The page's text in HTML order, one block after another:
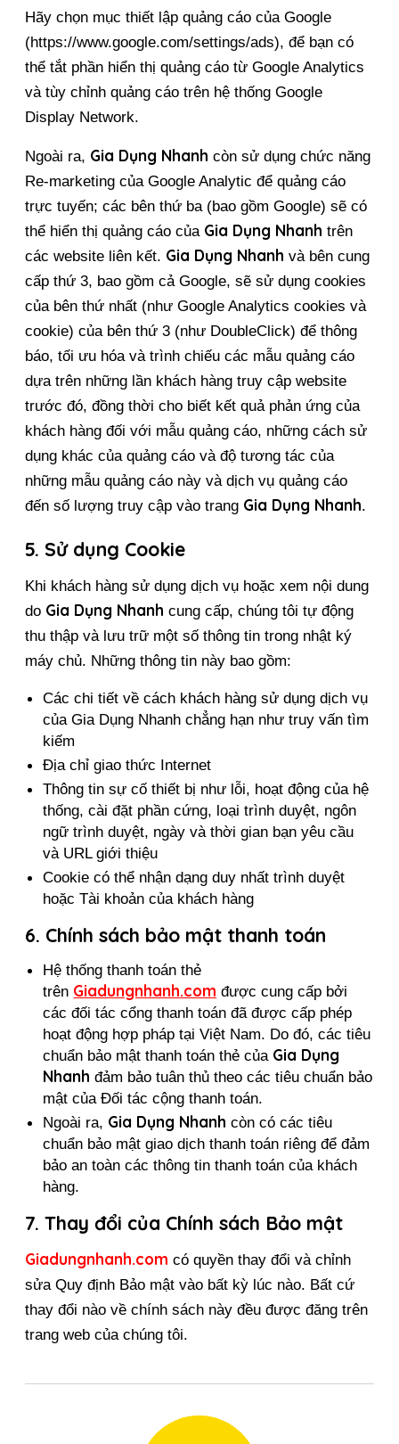
Hãy chọn mục thiết lập quảng cáo của Google
(https://www.google.com/settings/ads), để bạn có
thể tắt phần hiển thị quảng cáo từ Google Analytics
và tùy chỉnh quảng cáo trên hệ thống Google
Display Network.
Ngoài ra, Gia Dụng Nhanh còn sử dụng chức năng
Re-marketing của Google Analytic để quảng cáo
trực tuyến; các bên thứ ba (bao gồm Google) sẽ có
thể hiển thị quảng cáo của Gia Dụng Nhanh trên
các website liên kết. Gia Dụng Nhanh và bên cung
cấp thứ 3, bao gồm cả Google, sẽ sử dụng cookies
của bên thứ nhất (như Google Analytics cookies và
cookie) của bên thứ 3 (như DoubleClick) để thông
báo, tối ưu hóa và trình chiếu các mẫu quảng cáo
dựa trên những lần khách hàng truy cập website
trước đó, đồng thời cho biết kết quả phản ứng của
khách hàng đối với mẫu quảng cáo, những cách sử
dụng khác của quảng cáo và độ tương tác của
những mẫu quảng cáo này và dịch vụ quảng cáo
đến số lượng truy cập vào trang Gia Dụng Nhanh.
5. Sử dụng Cookie
Khi khách hàng sử dụng dịch vụ hoặc xem nội dung
do Gia Dụng Nhanh cung cấp, chúng tôi tự động
thu thập và lưu trữ một số thông tin trong nhật ký
máy chủ. Những thông tin này bao gồm:
Các chi tiết về cách khách hàng sử dụng dịch vụ
của Gia Dụng Nhanh chẳng hạn như truy vấn tìm
kiếm
Địa chỉ giao thức Internet
Thông tin sự cố thiết bị như lỗi, hoạt động của hệ
thống, cài đặt phần cứng, loại trình duyệt, ngôn
ngữ trình duyệt, ngày và thời gian bạn yêu cầu
và URL giới thiệu
Cookie có thể nhận dạng duy nhất trình duyệt
hoặc Tài khoản của khách hàng
6. Chính sách bảo mật thanh toán
Hệ thống thanh toán thẻ
trên Giadungnhanh.com được cung cấp bởi
các đối tác cổng thanh toán đã được cấp phép
hoạt động hợp pháp tại Việt Nam. Do đó, các tiêu
chuẩn bảo mật thanh toán thẻ của Gia Dụng
Nhanh đảm bảo tuân thủ theo các tiêu chuẩn bảo
mật của Đối tác cộng thanh toán.
Ngoài ra, Gia Dụng Nhanh còn có các tiêu
chuẩn bảo mật giao dịch thanh toán riêng để đảm
bảo an toàn các thông tin thanh toán của khách
hàng.
7. Thay đổi của Chính sách Bảo mật
Giadungnhanh.com có quyền thay đổi và chỉnh
sửa Quy định Bảo mật vào bất kỳ lúc nào. Bất cứ
thay đổi nào về chính sách này đều được đăng trên
trang web của chúng tôi.